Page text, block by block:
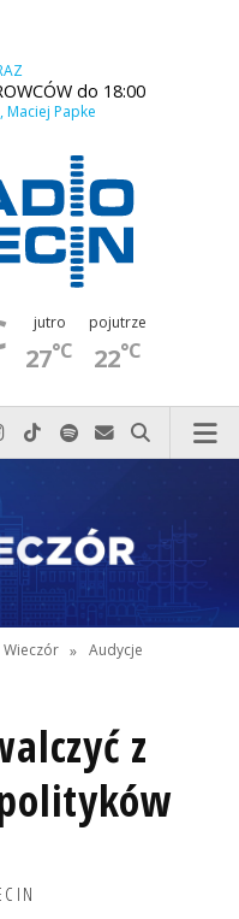
do 18:00
Maciej Papke
jutro
27°C
pojutrze
22°C
do nas zadzwoń
nas na Facebook-u
nas na X
Odwiedź nas na Instagram-ie
Odwiedź nas na TikTok-u
Szukaj nas na Spotify
Wyślij do nas
Szukaj
Wieczór » Audycje
z